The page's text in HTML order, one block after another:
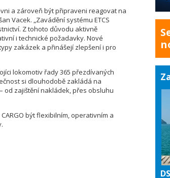
a zároveň být připraveni reagovat na
Vacek. „Zavádění systému ETCS
Z tohoto důvodu aktivně
i technické požadavky. Nové
zakázek a přinášejí zlepšení i pro
lokomotiv řady 365 přezdívaných
si dlouhodobě zakládá na
od zajištění nakládek, přes obsluhu
být flexibilním, operativním a